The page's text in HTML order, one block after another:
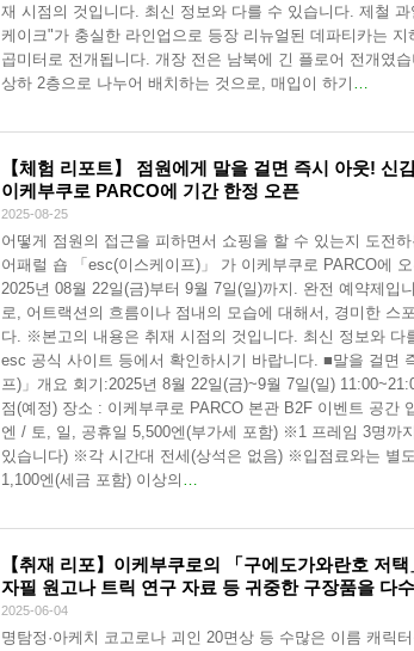
재 시점의 것입니다. 최신 정보와 다를 수 있습니다. 제철
케이크"가 충실한 라인업으로 등장 리뉴얼된 데파티카는 지
곱미터로 전개됩니다. 개장 전은 남북에 긴 플로어 전개였
상하 2층으로 나누어 배치하는 것으로, 매입이 하기 …
【체험 리포트】 점원에게 말을 걸면 즉시 아웃! 신
이케부쿠로 PARCO에 기간 한정 오픈
2025-08-25
어떻게 점원의 접근을 피하면서 쇼핑을 할 수 있는지 도전
어패럴 숍 「esc(이스케이프)」 가 이케부쿠로 PARCO에
2025년 08월 22일(금)부터 9월 7일(일)까지. 완전 예약제입
로, 어트랙션의 흐름이나 점내의 모습에 대해서, 경미한 스
다. ※본고의 내용은 취재 시점의 것입니다. 최신 정보와 다
esc 공식 사이트 등에서 확인하시기 바랍니다. ■말을 걸면
프)」개요 회기:2025년 8월 22일(금)~9월 7일(일)
점(예정) 장소 : 이케부쿠로 PARCO 본관 B2F 이벤트 공간
엔 / 토, 일, 공휴일 5,500엔(부가세 포함) ※1 프레임 3명까
있습니다) ※각 시간대 전세(상석은 없음) ※입점료와는 별
1,100엔(세금 포함) 이상의 …
【취재 리포】이케부쿠로의 「구에도가와란호 저
자필 원고나 트릭 연구 자료 등 귀중한 구장품을 다
2025-06-04
명탐정·아케치 코고로나 괴인 20면상 등 수많은 이름 캐릭